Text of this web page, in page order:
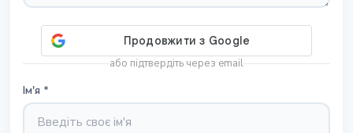
або підтвердіть через email
Ім'я *